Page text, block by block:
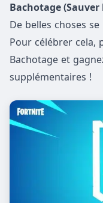
Bachotage (Sauver
De belles choses
Pour célébrer cela,
Bachotage et
supplémentaires !